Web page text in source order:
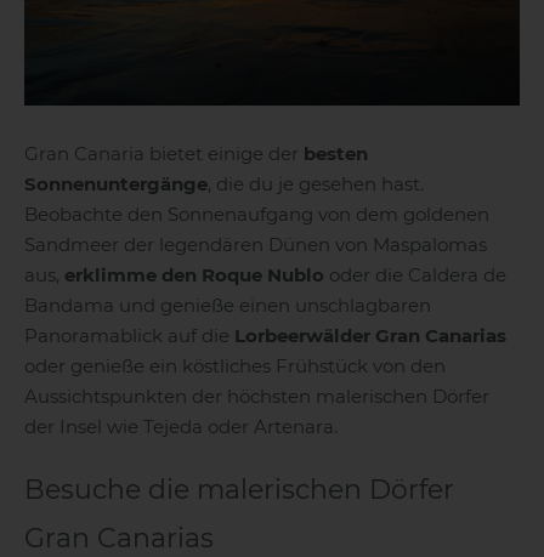
Gran Canaria bietet einige der besten
Sonnenuntergänge, die du je gesehen hast.
Beobachte den Sonnenaufgang von dem goldenen
Sandmeer der legendären Dünen von Maspalomas
aus, erklimme den Roque Nublo oder die Caldera de
Bandama und genieße einen unschlagbaren
Panoramablick auf die Lorbeerwälder Gran Canarias
oder genieße ein köstliches Frühstück von den
Aussichtspunkten der höchsten malerischen Dörfer
der Insel wie Tejeda oder Artenara.
Besuche die malerischen Dörfer
Gran Canarias